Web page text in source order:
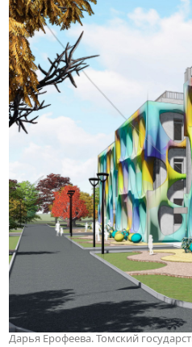
Дарья Ерофеева. Томский